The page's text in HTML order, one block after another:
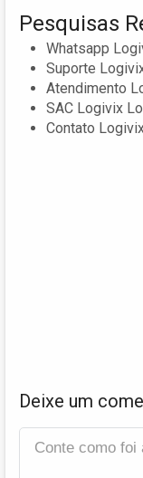
Pesquisas
Whatsapp
Suporte
Atendimento
SAC Logivix
Contato
Deixe um